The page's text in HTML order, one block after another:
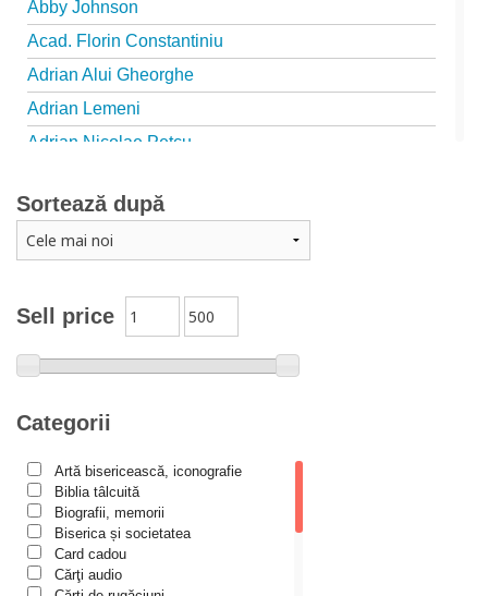
Abby Johnson
Acad. Florin Constantiniu
Adrian Alui Gheorghe
Adrian Lemeni
Adrian Nicolae Petcu
Adriana Petrescu
Alexandra Rotariu
Alexandru Creţu
Alexandru Huțanu
Alexandru Lascarov-Moldovanu
Alexandru Rădescu
Alexandru Tkacenko
Alexis Torrance
Alina Ana Nistor
Sell price
Categorii
Artă bisericească, iconografie
Biblia tâlcuită
Biografii, memorii
Biserica și societatea
Card cadou
Cărţi audio
Sortează după